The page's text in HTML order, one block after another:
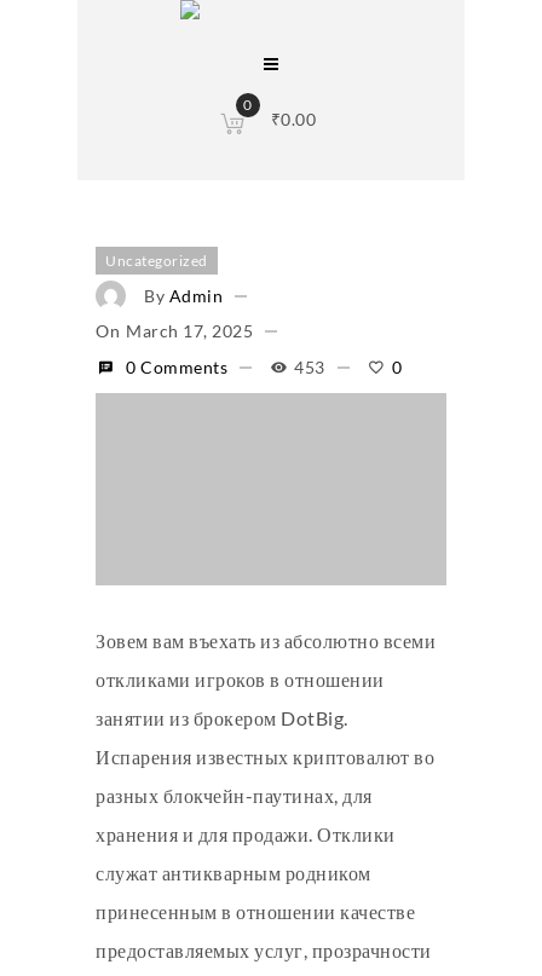
0
₹0.00
Uncategorized
By Admin
On March 17, 2025
0 Comments
453 0
Зовем вам въехать из абсолютно всеми
откликами игроков в отношении
занятии из брокером DotBig.
Испарения известных криптовалют во
разных блокчейн-паутинах, для
хранения и для продажи. Отклики
служат антикварным родником
принесенным в отношении качестве
предоставляемых услуг, прозрачности